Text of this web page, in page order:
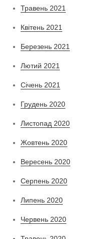
Травень 2021
Квітень 2021
Березень 2021
Лютий 2021
Січень 2021
Грудень 2020
Листопад 2020
Жовтень 2020
Вересень 2020
Серпень 2020
Липень 2020
Червень 2020